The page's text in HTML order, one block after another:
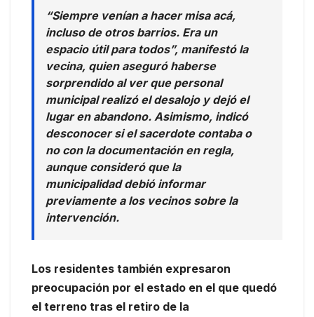
“Siempre venían a hacer misa acá,
incluso de otros barrios. Era un
espacio útil para todos”, manifestó la
vecina, quien aseguró haberse
sorprendido al ver que personal
municipal realizó el desalojo y dejó el
lugar en abandono. Asimismo, indicó
desconocer si el sacerdote contaba o
no con la documentación en regla,
aunque consideró que la
municipalidad debió informar
previamente a los vecinos sobre la
intervención.
Los residentes también expresaron
preocupación por el estado en el que quedó
el terreno tras el retiro de la